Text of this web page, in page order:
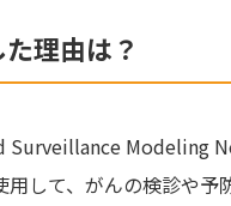
理由は？
Modeling
して、がんの検診や